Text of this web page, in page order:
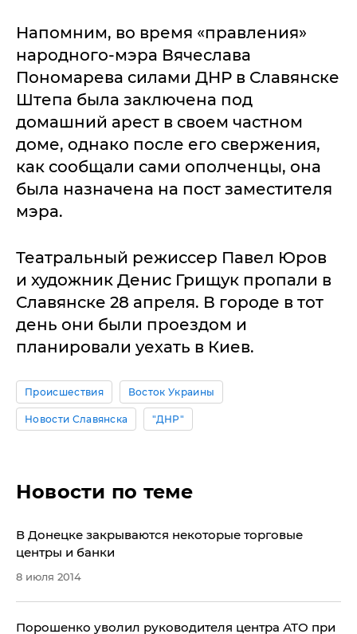
Напомним, во время «правления»
народного-мэра Вячеслава
Пономарева силами ДНР в Славянске
Штепа была заключена под
домашний арест в своем частном
доме, однако после его свержения,
как сообщали сами ополченцы, она
была назначена на пост заместителя
мэра.
Театральный режиссер Павел Юров
и художник Денис Грищук пропали в
Славянске 28 апреля. В городе в тот
день они были проездом и
планировали уехать в Киев.
Происшествия Восток Украины
Новости Славянска "ДНР"
Новости по теме
В Донецке закрываются некоторые торговые
центры и банки
8 июля 2014
​Порошенко уволил руководителя центра АТО при